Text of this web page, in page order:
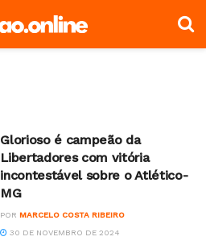
Glorioso é campeão da
Libertadores com vitória
incontestável sobre o Atlético-
MG
POR MARCELO COSTA RIBEIRO
30 DE NOVEMBRO DE 2024